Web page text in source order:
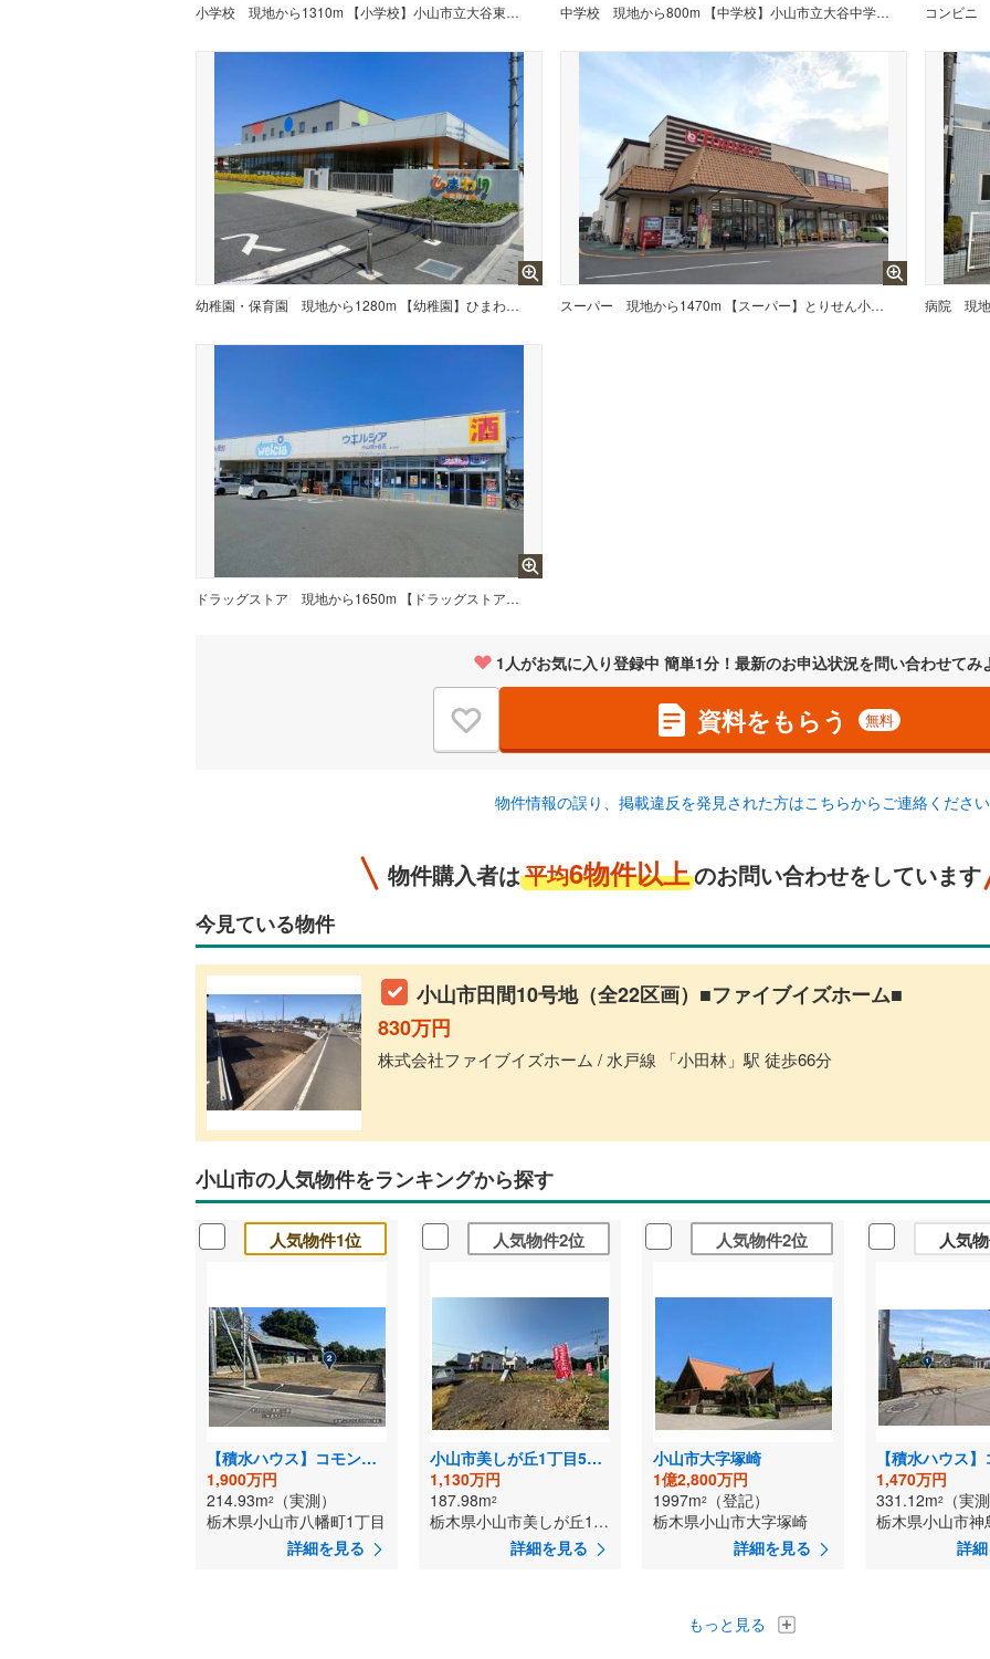
小学校 現地から1310m 【小学校】小山市立大谷東小学校まで1310m 中学校 現地から800m 【中学校】小山市立大谷中学校まで800m コンビニ
幼稚園・保育園 現地から1280m 【幼稚園】ひまわり幼稚園まで1280m スーパー 現地から1470m 【スーパー】とりせん小山東店まで1470m 病院
ドラッグストア 現地から1650m 【ドラッグストア】ウエルシア小山雨ヶ谷店まで1650m
1 人がお気に入り登録中 簡単1分！最新のお申込状況を問い合わせてみ
資料をもらう 無料
物件情報の誤り、掲載違反を発見された方はこちらからご連絡ください
物件購入者は平均6物件以上のお問い合わせをしています
今見ている物件
小山市田間10号地（全22区画）■ファイブイズホーム■
830万円
株式会社ファイブイズホーム / 水戸線 「小田林」駅 徒歩66分
小山市の人気物件をランキングから探す
人気物件1位
【積水ハウス】コモンフォレスト八幡町【販売代理】
1,900万円
214.93m2
（実測）
栃木県小山市八幡町1丁目
詳細を見る
人気物件2位
小山市美しが丘1丁目5期2号地（全2区画）■ファイブイズホーム■
1,130万円
187.98m2
栃木県小山市美しが丘1丁目
詳細を見る
人気物件2位
小山市大字塚崎
1億2,800万円
1997m2
（登記）
栃木県小山市大字塚崎
詳細を見る
人気
1,470万円
331.12m2
（実
栃木県小山市神
詳
もっと見る